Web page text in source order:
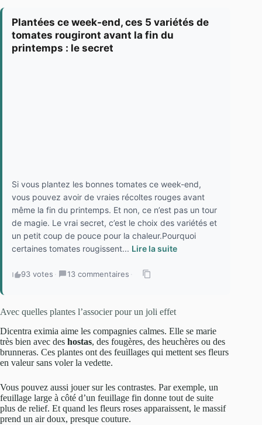
Plantées ce week-end, ces 5 variétés de
tomates rougiront avant la fin du
printemps : le secret
Si vous plantez les bonnes tomates ce week-end,
vous pouvez avoir de vraies récoltes rouges avant
même la fin du printemps. Et non, ce n’est pas un tour
de magie. Le vrai secret, c’est le choix des variétés et
un petit coup de pouce pour la chaleur.Pourquoi
certaines tomates rougissent... Lire la suite
93 votes · 13 commentaires ·
Avec quelles plantes l’associer pour un joli effet
Dicentra eximia aime les compagnies calmes. Elle se marie
très bien avec des hostas, des fougères, des heuchères ou des
brunneras. Ces plantes ont des feuillages qui mettent ses fleurs
en valeur sans voler la vedette.
Vous pouvez aussi jouer sur les contrastes. Par exemple, un
feuillage large à côté d’un feuillage fin donne tout de suite
plus de relief. Et quand les fleurs roses apparaissent, le massif
prend un air doux, presque couture.